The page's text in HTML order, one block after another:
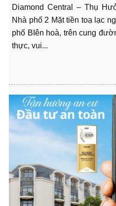
Diamond Central – Thụ
Nhà phố 2 Mặt tiền toạ lạc
phố BIên hoà, trên cung
thực, vui...